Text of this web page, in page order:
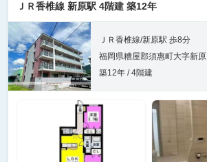
ＪＲ香椎線 新原駅 4階建 築12年
ＪＲ香椎線/新原駅 歩8分
福岡県糟屋郡須惠町大字新原
築12年 / 4階建